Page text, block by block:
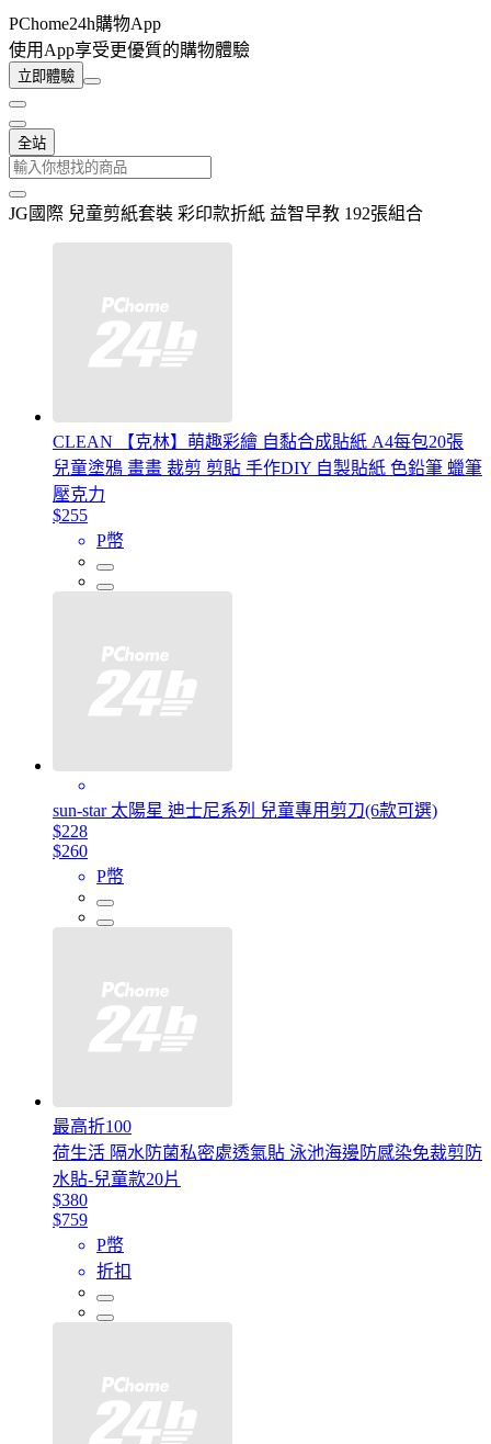
PChome24h購物App
使用App享受更優質的購物體驗
立即體驗
全站
JG國際 兒童剪紙套裝 彩印款折紙 益智早教 192張組合
CLEAN 【克林】萌趣彩繪 自黏合成貼紙 A4每包20張
兒童塗鴉 畫畫 裁剪 剪貼 手作DIY 自製貼紙 色鉛筆 蠟筆
壓克力
$255
P幣
sun-star 太陽星 迪士尼系列 兒童專用剪刀(6款可選)
$228
$260
P幣
最高折100
荷生活 隔水防菌私密處透氣貼 泳池海邊防感染免裁剪防
水貼-兒童款20片
$380
$759
P幣
折扣